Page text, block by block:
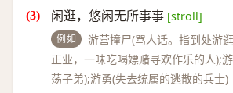
闲逛，悠闲无所事事 [stroll]
例如
游营撞尸(骂人话。指到处游
正业，一味吃喝嫖赌寻欢作乐的人);
荡子弟);游勇(失去统属的逃散的兵士)